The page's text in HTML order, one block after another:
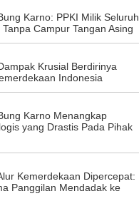
Karno: PPKI Milik Seluruh
Campur Tangan Asing
Krusial Berdirinya
Indonesia
Karno Menangkap
yang Drastis Pada Pihak
Kemerdekaan Dipercepat:
Panggilan Mendadak ke